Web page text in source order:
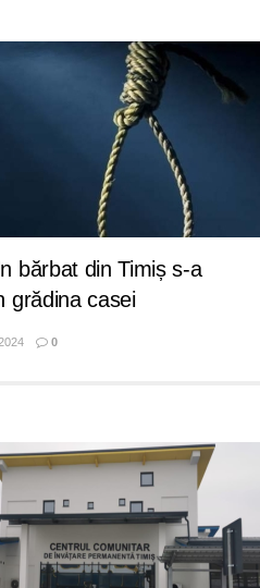
bărbat din Timiș s-a
grădina casei
0